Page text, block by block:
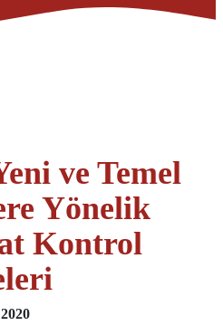
ve Temel
Yönelik
Kontrol